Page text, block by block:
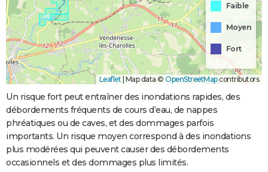
Faible
Moyen
Fort
Leaflet | Map data © OpenStreetMapcontributors
Un risque fort peut entraîner des inondations rapides, des
débordements fréquents de cours d’eau, de nappes
phréatiques ou de caves, et des dommages parfois
importants. Un risque moyen correspond à des inondations
plus modérées qui peuvent causer des débordements
occasionnels et des dommages plus limités.